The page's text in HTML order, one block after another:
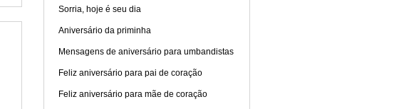
Sorria, hoje é seu dia
Aniversário da priminha
Mensagens de aniversário para umbandistas
Feliz aniversário para pai de coração
Feliz aniversário para mãe de coração